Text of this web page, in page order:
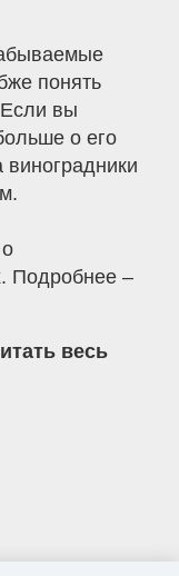
понять
Если вы
о его
виноградники
Подробнее –
весь